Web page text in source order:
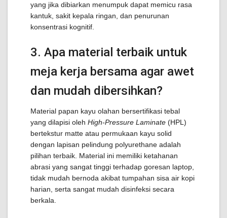
yang jika dibiarkan menumpuk dapat memicu rasa
kantuk, sakit kepala ringan, dan penurunan
konsentrasi kognitif.
3. Apa material terbaik untuk
meja kerja bersama agar awet
dan mudah dibersihkan?
Material papan kayu olahan bersertifikasi tebal
yang dilapisi oleh High-Pressure Laminate (HPL)
bertekstur matte atau permukaan kayu solid
dengan lapisan pelindung polyurethane adalah
pilihan terbaik. Material ini memiliki ketahanan
abrasi yang sangat tinggi terhadap goresan laptop,
tidak mudah bernoda akibat tumpahan sisa air kopi
harian, serta sangat mudah disinfeksi secara
berkala.